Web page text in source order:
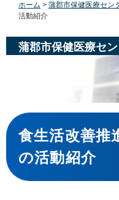
ホーム > 蒲郡市保健医療セン
活動紹介
蒲郡市保健医療セ
本
文
食生活改善推
の活動紹介